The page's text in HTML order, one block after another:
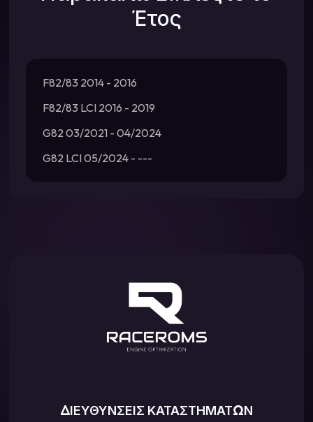
Έτος
F82/83 2014 - 2016
F82/83 LCI 2016 - 2019
G82 03/2021 - 04/2024
G82 LCI 05/2024 - ---
ΔΙΕΥΘΥΝΣΕΙΣ ΚΑΤΑΣΤΗΜΑΤΩΝ